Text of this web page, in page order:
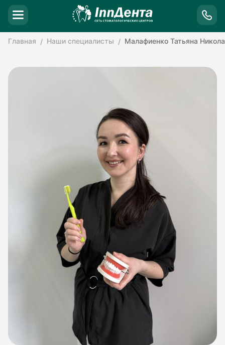
Главная Наши специалисты Малафиенко Татьяна